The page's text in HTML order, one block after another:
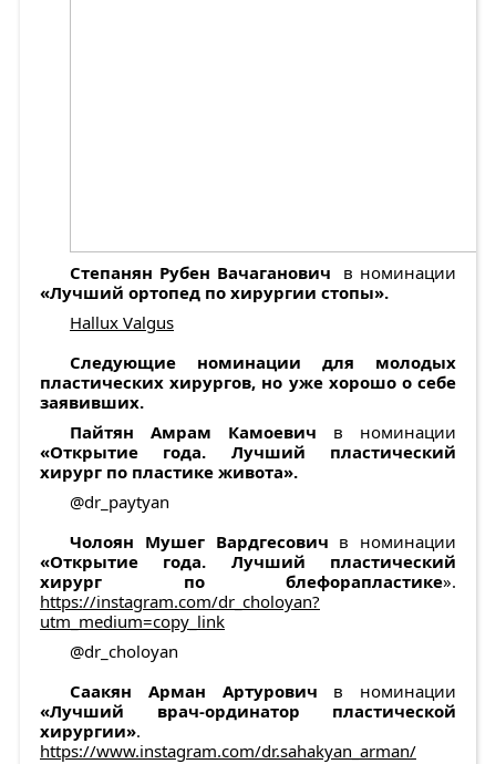
Степанян Рубен Вачаганович в номинации
«Лучший ортопед по хирургии стопы».
Hallux Valgus
Следующие номинации для молодых
пластических хирургов, но уже хорошо о себе
заявивших.
Пайтян Амрам Камоевич в номинации
«Открытие года. Лучший пластический
хирург по пластике живота».
@dr_paytyan
Чолоян Мушег Вардгесович в номинации
«Открытие года. Лучший пластический
хирург по блефорапластике».
https://instagram.com/dr_choloyan?
utm_medium=copy_link
@dr_choloyan
Саакян Арман Артурович в номинации
«Лучший врач-ординатор пластической
хирургии».
https://www.instagram.com/dr.sahakyan_arman/